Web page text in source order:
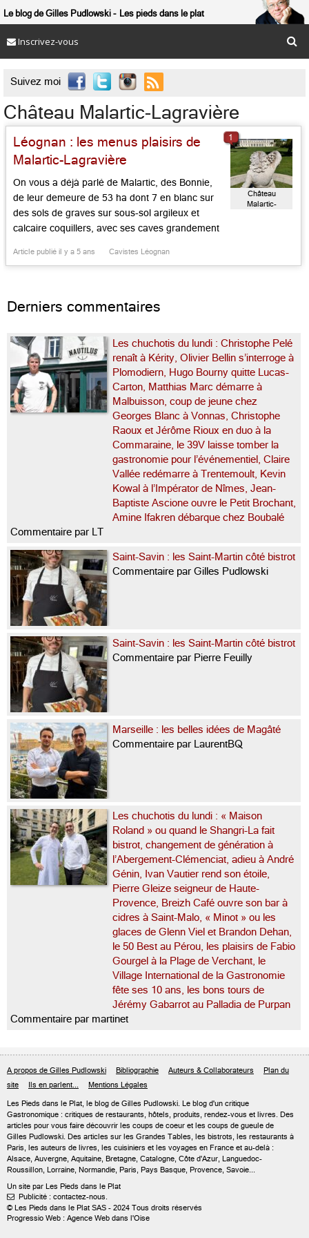
Le blog de Gilles Pudlowski Les pieds dans le plat
Inscrivez-vous
Suivez moi 
Château Malartic-Lagravière
Léognan : les menus plaisirs de
Malartic-Lagravière
On vous a déjà parlé de Malartic, des Bonnie,
de leur demeure de 53 ha dont 7 en blanc sur
des sols de graves sur sous-sol argileux et
calcaire coquillers, avec ses caves grandement
de Gazin-Rocquencourt, dont la demeure
Article publié il y a 5 ans Cavistes Léognan
Château
Malartic-
1
Derniers commentaires
Les chuchotis du lundi : Christophe Pelé
renaît à Kérity, Olivier Bellin s’interroge à
Plomodiern, Hugo Bourny quitte Lucas-
Carton, Matthias Marc démarre à
Malbuisson, coup de jeune chez
Georges Blanc à Vonnas, Christophe
Raoux et Jérôme Rioux en duo à la
Commaraine, le 39V laisse tomber la
gastronomie pour l’événementiel, Claire
Vallée redémarre à Trentemoult, Kevin
Kowal à l’Impérator de Nîmes, Jean-
Baptiste Ascione ouvre le Petit Brochant,
Amine Ifakren débarque chez Boubalé
Commentaire par LT
Saint-Savin : les Saint-Martin côté bistrot
Commentaire par Gilles Pudlowski
Saint-Savin : les Saint-Martin côté bistrot
Commentaire par Pierre Feuilly
Marseille : les belles idées de Magâté
Commentaire par LaurentBQ
Les chuchotis du lundi : « Maison
Roland » ou quand le Shangri-La fait
bistrot, changement de génération à
l’Abergement-Clémenciat, adieu à André
Génin, Ivan Vautier rend son étoile,
Pierre Gleize seigneur de Haute-
Provence, Breizh Café ouvre son bar à
cidres à Saint-Malo, « Minot » ou les
glaces de Glenn Viel et Brandon Dehan,
le 50 Best au Pérou, les plaisirs de Fabio
Gourgel à la Plage de Verchant, le
Village International de la Gastronomie
fête ses 10 ans, les bons tours de
Jérémy Gabarrot au Palladia de Purpan
Commentaire par martinet
A propos de Gilles Pudlowski Bibliographie Auteurs & Collaborateurs
Plan du
site
Ils en parlent... Mentions Légales
Les Pieds dans le Plat, le blog de Gilles Pudlowski. Le blog d'un critique
Gastronomique : critiques de restaurants, hôtels, produits, rendez-vous et livres. Des
articles pour vous faire découvrir les coups de coeur et les coups de gueule de
Gilles Pudlowski. Des articles sur les Grandes Tables, les bistrots, les restaurants à
Paris, les auteurs de livres, les cuisiniers et les voyages en France et au-delà :
Alsace, Auvergne, Aquitaine, Bretagne, Catalogne, Côte d'Azur, Languedoc-
Roussillon, Lorraine, Normandie, Paris, Pays Basque, Provence, Savoie...
Un site par Les Pieds dans le Plat
 Publicité : contactez-nous.
© Les Pieds dans le Plat SAS - 2024 Tous droits réservés
Progressio Web : Agence Web dans l'Oise